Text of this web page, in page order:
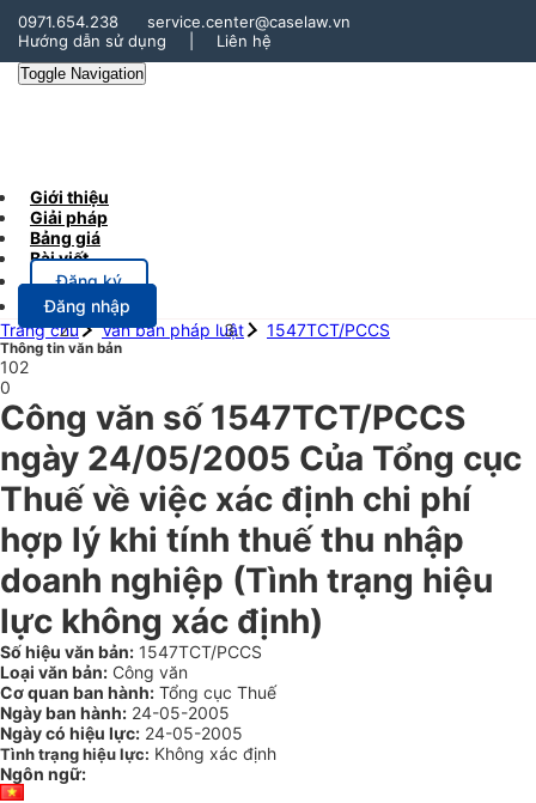
0971.654.238
service.center@caselaw.vn
Hướng dẫn sử dụng
Liên hệ
Toggle Navigation
Giới thiệu
Giải pháp
Bảng giá
Bài viết
Đăng ký
Đăng nhập
Trang chủ
Văn bản pháp luật 1547TCT/PCCS
Thông tin văn bản
102
0
Công văn số 1547TCT/PCCS
ngày 24/05/2005 Của Tổng cục
Thuế về việc xác định chi phí
hợp lý khi tính thuế thu nhập
doanh nghiệp (Tình trạng hiệu
lực không xác định)
Số hiệu văn bản: 1547TCT/PCCS
Loại văn bản: Công văn
Cơ quan ban hành: Tổng cục Thuế
Ngày ban hành: 24-05-2005
Ngày có hiệu lực: 24-05-2005
Tình trạng hiệu lực: Không xác định
Ngôn ngữ: